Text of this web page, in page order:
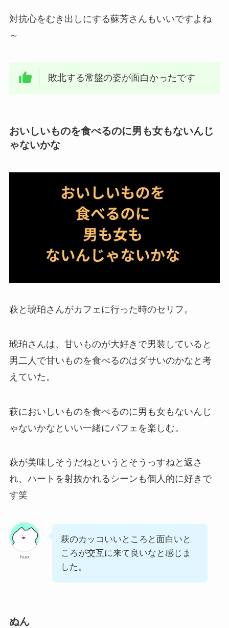
対抗心をむき出しにする蘇芳さんもいいですよね
～
敗北する常盤の姿が面白かったです
おいしいものを食べるのに男も女もないんじ
ゃないかな
萩と琥珀さんがカフェに行った時のセリフ。
琥珀さんは、甘いものが大好きで男装していると
男二人で甘いものを食べるのはダサいのかなと考
えていた。
萩においしいものを食べるのに男も女もないんじ
ゃないかなといい一緒にパフェを楽しむ。
萩が美味しそうだねというとそうっすねと返さ
れ、ハートを射抜かれるシーンも個人的に好きで
す笑
huo
萩のカッコいいところと面白いと
ころが交互に来て良いなと感じま
した。
ぬん